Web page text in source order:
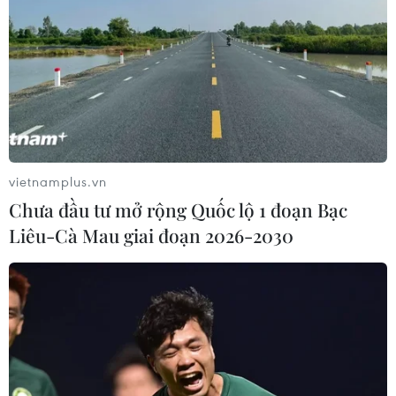
TIN LIÊN QUAN
vietnamplus.vn
Chưa đầu tư mở rộng Quốc lộ 1 đoạn Bạc
Liêu-Cà Mau giai đoạn 2026-2030